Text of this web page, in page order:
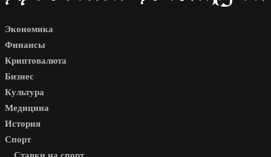
Экономика
Финансы
Криптовалюта
Бизнес
Культура
Медицина
История
Спорт